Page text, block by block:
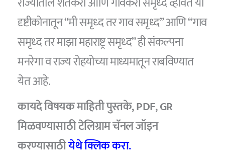
दृष्टीकोनातून “मी समृध्द तर गाव समृध्द” आणि “गाव
समृध्द तर माझा महाराष्ट्र समृध्द” ही संकल्पना
मनरेगा व राज्य रोहयोच्या माध्यमातून राबविण्यात
येत आहे.
कायदे विषयक माहिती पुस्तके, PDF, GR
मिळवण्यासाठी टेलिग्राम चॅनल जॉइन
करण्यासाठीयेथे क्लिक करा.